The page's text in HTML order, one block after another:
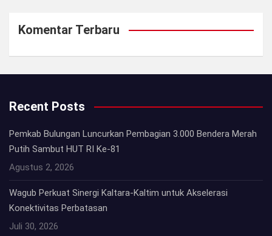
Komentar Terbaru
Recent Posts
Pemkab Bulungan Luncurkan Pembagian 3.000 Bendera Merah
Putih Sambut HUT RI Ke-81
Agustus 2, 2026
Wagub Perkuat Sinergi Kaltara-Kaltim untuk Akselerasi
Konektivitas Perbatasan
Juli 30, 2026